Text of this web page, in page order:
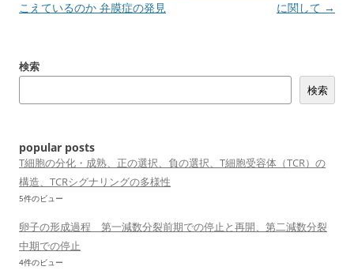
稿
ゲ
ン
こえているのか 弁膜症の発見
に関して →
検索
検索
popular posts
T細胞の分化・成熟、正の選択、負の選択、T細胞受容体（TCR）の
構造、TCRシグナリングの多様性
5件のビュー
卵子の形成過程 第一減数分裂前期での停止と再開、第二減数分裂
中期での停止
4件のビュー